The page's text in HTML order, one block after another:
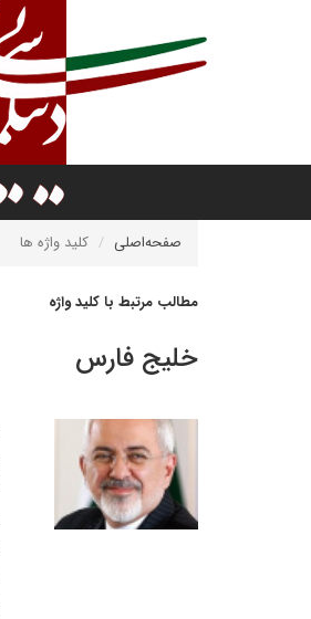
صفحه‌اصلی کلید واژه ها
مطالب مرتبط با کلید واژه
خلیج فارس